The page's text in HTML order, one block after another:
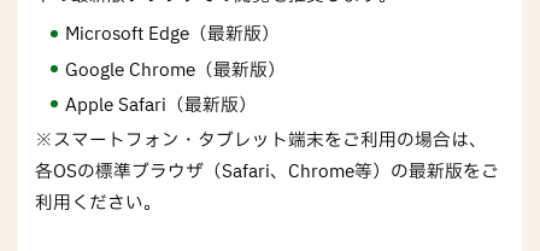
Microsoft Edge（最新版）
Google Chrome（最新版）
Apple Safari（最新版）
※スマートフォン・タブレット端末をご利用の場合は、
各OSの標準ブラウザ（Safari、Chrome等）の最新版をご
利用ください。